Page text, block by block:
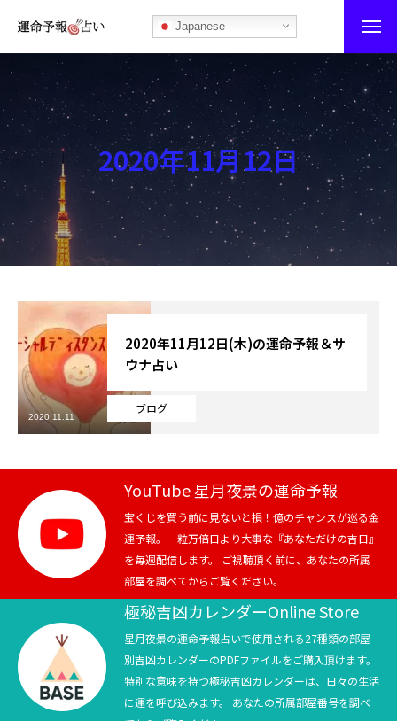
Japanese
運命予報占い
運命予報占いとは
あなたの所属部屋を探そう！
最恐の相性占い
秘伝公開！吉凶カレンダー
記事カテゴリー
ブログ
お知らせ
芸能界
テニス
スポーツ
競馬
テニス四大大会・五輪
テニス四大大会・五輪
2020年11月12日
ブログ
2020年11月12日(木)の運命予報＆サ
ウナ占い
2020.11.11
YouTube 星月夜景の運命予報
宝くじを買う前に見ないと損！億のチャンスが巡る金
運予報。一粒万倍日より大事な『あなただけの吉日』
を毎週配信します。 ご視聴頂く前に、あなたの所属
部屋を調べてからご覧ください。
極秘吉凶カレンダーOnline Store
星月夜景の運命予報占いで使用される27種類の部屋
別吉凶カレンダーのPDFファイルをご購入頂けます。
特別な意味を持つ極秘吉凶カレンダーは、日々の生活
に運を呼び込みます。 あなたの所属部屋番号を調べ